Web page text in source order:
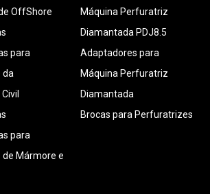
OffShore
para
da
para
Mármore e
Máquina Perfuratriz
Diamantada PDJ8.5
Adaptadores para
Máquina Perfuratriz
Diamantada
Brocas para Perfuratrizes